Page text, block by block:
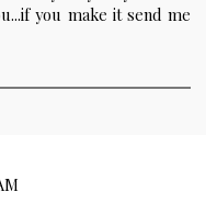
you make it send me